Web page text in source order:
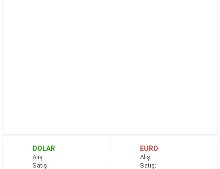
DOLAR
Alış:
Satış:
EURO
Alış:
Satış: